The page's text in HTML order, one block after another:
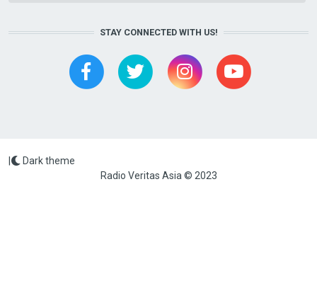
STAY CONNECTED WITH US!
Radio Veritas Asia © 2023
Dark theme